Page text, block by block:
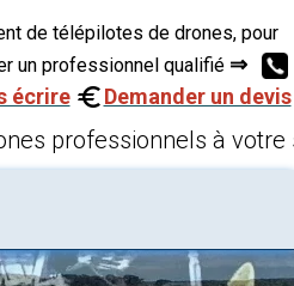
de télépilotes de drones, pour
un professionnel qualifié ⇒
écrire Demander un devis
professionnels à votre